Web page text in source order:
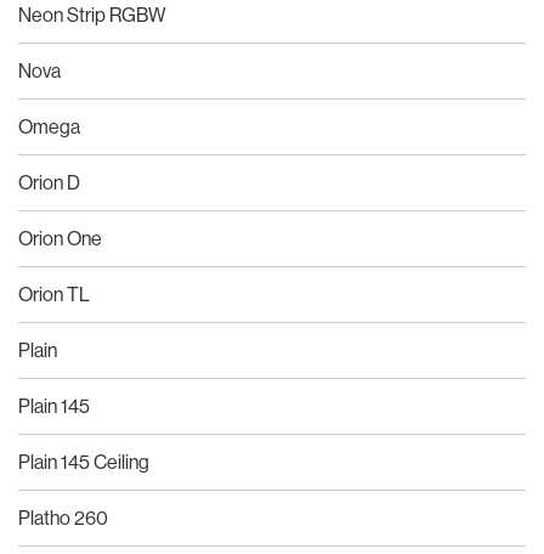
Neon Strip RGBW
Nova
Omega
Orion D
Orion One
Orion TL
Plain
Plain 145
Plain 145 Ceiling
Platho 260